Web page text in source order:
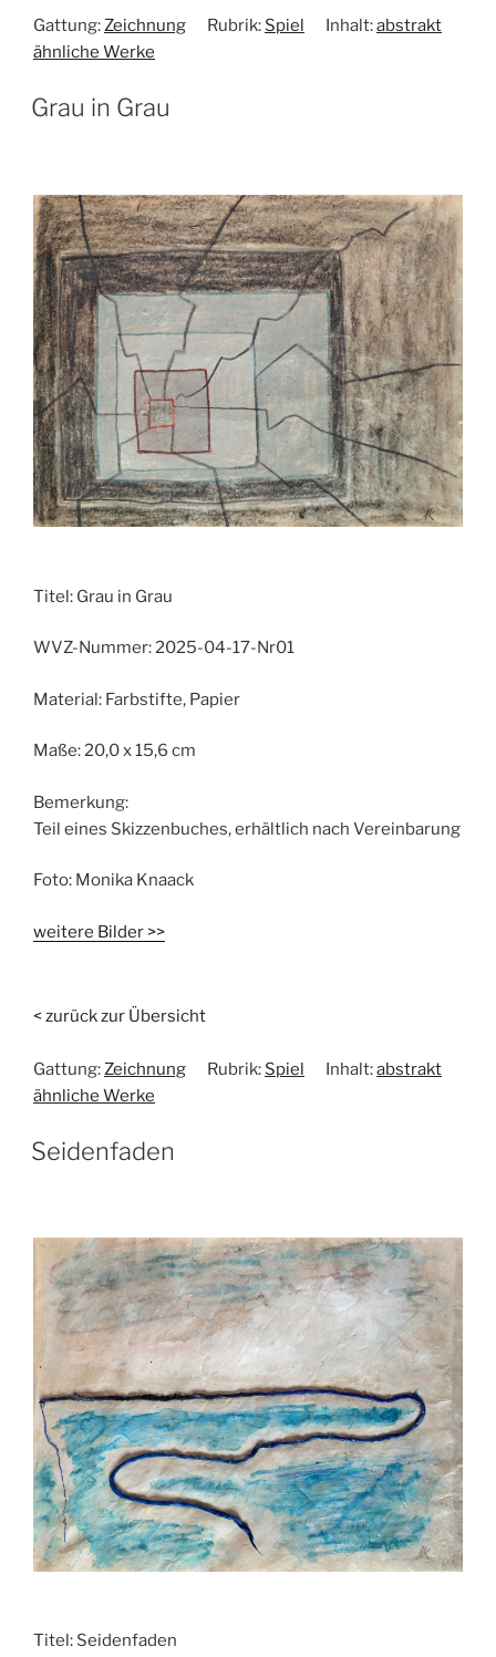
Gattung:Zeichnung Rubrik: Spiel Inhalt:abstrakt
ähnliche Werke
Grau in Grau
Titel: Grau in Grau
WVZ-Nummer:2025-04-17-Nr01
Material: Farbstifte, Papier
Maße:20,0 x 15,6 cm
Bemerkung:
Teil eines Skizzenbuches, erhältlich nach Vereinbarung
Foto: Monika Knaack
weitere Bilder >>
< zurück zur Übersicht
Gattung:Zeichnung Rubrik: Spiel Inhalt:abstrakt
ähnliche Werke
Seidenfaden
Titel: Seidenfaden